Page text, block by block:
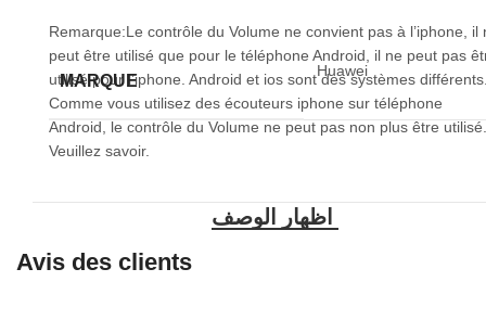
Remarque:Le contrôle du Volume ne convient pas à l’iphone, il
peut être utilisé que pour le téléphone Android, il ne peut pas
utilisé pour l’iphone. Android et ios sont des systèmes
Comme vous utilisez des écouteurs iphone sur téléphone
Android, le contrôle du Volume ne peut pas non plus être utilisé.
Veuillez savoir.
MARQUE
Huawei
Avis des clients